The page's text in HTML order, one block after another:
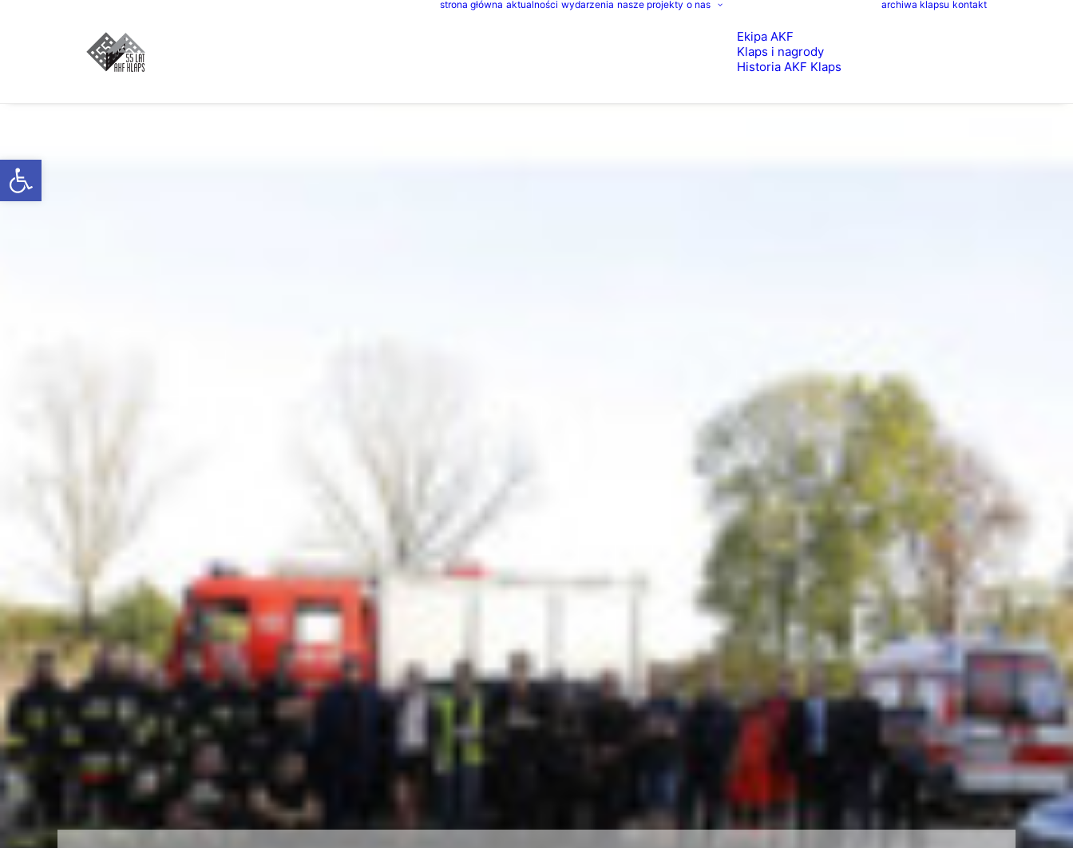
Otwórz pasek narzędzi
strona główna aktualności wydarzenia nasze projekty o nas
Ekipa AKF
Klaps i nagrody
Historia AKF Klaps
archiwa klapsu kontakt